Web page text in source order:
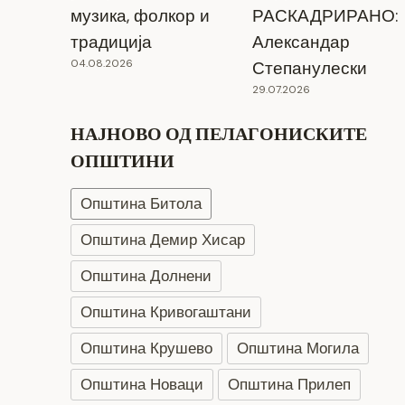
музика, фолкор и
традиција
04.08.2026
РАСКАДРИРАНО:
Александар
Степанулески
29.07.2026
НАЈНОВО ОД ПЕЛАГОНИСКИТЕ
ОПШТИНИ
Општина Битола
Општина Демир Хисар
Општина Долнени
Општина Кривогаштани
Општина Крушево
Општина Могила
Општина Новаци
Општина Прилеп